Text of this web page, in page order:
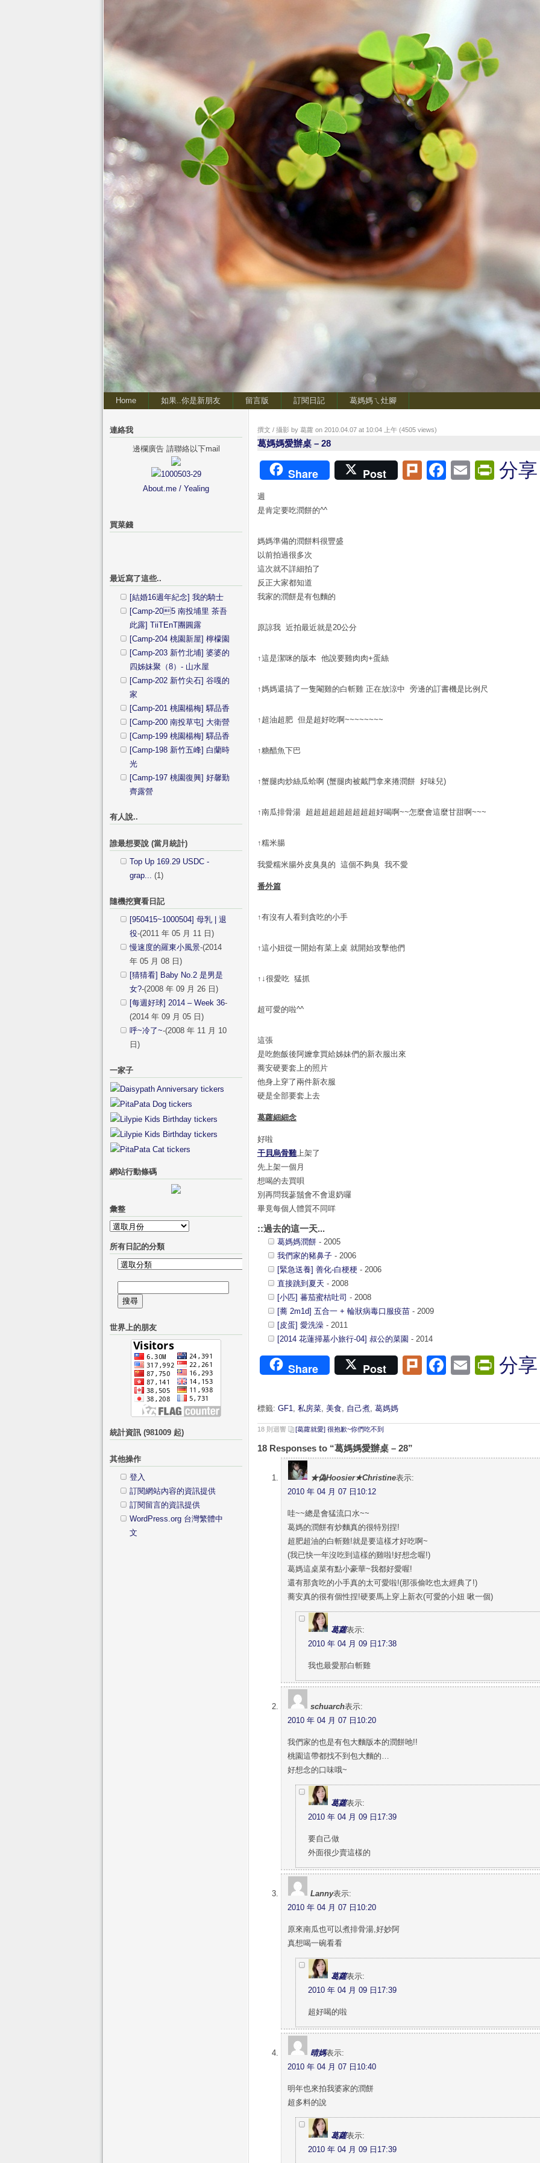
Home 如果..你是新朋友 留言版 訂閱日記 葛媽媽ㄟ灶腳
撰文 / 攝影 by 葛蘿 on 2010.04.07 at 10:04 上午 (4505 views)
葛媽媽愛辦桌 – 28
Share Post PlurkFacebook
Email分享
週
是肯定要吃潤餅的^^
媽媽準備的潤餅料很豐盛
以前拍過很多次
這次就不詳細拍了
反正大家都知道
我家的潤餅是有包麵的
原諒我 近拍最近就是20公分
↑這是潔咪的版本 他說要雞肉肉+蛋絲
↑媽媽還搞了一隻閹雞的白斬雞 正在放涼中 旁邊的訂書機是比例尺
↑超油超肥 但是超好吃啊~~~~~~~~
↑糖醋魚下巴
↑蟹腿肉炒絲瓜蛤啊 (蟹腿肉被戴門拿來捲潤餅 好味兒)
↑南瓜排骨湯 超超超超超超超超超好喝啊~~怎麼會這麼甘甜啊~~~
↑糯米腸
我愛糯米腸外皮臭臭的 這個不夠臭 我不愛
番外篇
↑有沒有人看到貪吃的小手
↑這小妞從一開始有菜上桌 就開始攻擊他們
↑↓很愛吃 猛抓
超可愛的啦^^
這張
是吃飽飯後阿嬤拿買給姊妹們的新衣服出來
蕎安硬要套上的照片
他身上穿了兩件新衣服
硬是全部要套上去
葛蘿細細念
好啦
干貝烏骨雞上架了
先上架一個月
想喝的去買唄
別再問我蔘鬚會不會退奶囉
畢竟每個人體質不同咩
::過去的這一天...
葛媽媽潤餅 - 2005
我們家的豬鼻子 - 2006
[緊急送養] 善化-白梗梗 - 2006
直接跳到夏天 - 2008
[小匹] 蕃茄蜜桔吐司 - 2008
[蕎 2m1d] 五合一 + 輪狀病毒口服疫苗 - 2009
[皮蛋] 愛洗澡 - 2011
[2014 花蓮掃墓小旅行-04] 叔公的菜園 - 2014
Share Post PlurkFacebook
Email分享
標籤: GF1, 私房菜, 美食, 自己煮, 葛媽媽
18 則迴響 [葛蘿就愛] 很抱歉~你們吃不到
18 Responses to “葛媽媽愛辦桌 – 28”
★偽Hoosier★Christine表示:
2010 年 04 月 07 日10:12
哇~~總是會猛流口水~~
葛媽的潤餅有炒麵真的很特別捏!
超肥超油的白斬雞!就是要這樣才好吃啊~
(我已快一年沒吃到這樣的雞啦!好想念喔!)
葛媽這桌菜有點小豪華~我都好愛喔!
還有那貪吃的小手真的太可愛啦!(那張偷吃也太經典了!)
蕎安真的很有個性捏!硬要馬上穿上新衣(可愛的小妞 啾一個)
葛蘿表示:
2010 年 04 月 09 日17:38
我也最愛那白斬雞
schuarch表示:
2010 年 04 月 07 日10:20
我們家的也是有包大麵版本的潤餅吔!!
桃園這帶都找不到包大麵的…
好想念的口味哦~
葛蘿表示:
2010 年 04 月 09 日17:39
要自己做
外面很少賣這樣的
Lanny表示:
2010 年 04 月 07 日10:20
原來南瓜也可以煮排骨湯,好妙阿
真想喝一碗看看
葛蘿表示:
2010 年 04 月 09 日17:39
超好喝的啦
晴媽表示:
2010 年 04 月 07 日10:40
明年也來拍我婆家的潤餅
超多料的說
葛蘿表示:
2010 年 04 月 09 日17:39
連絡我
邊欄廣告 請聯絡以下mail
About.me / Yealing
買菜錢
最近寫了這些..
[結婚16週年紀念] 我的騎士
[Camp-205 南投埔里 茶吾
此露] TiiTEnT團圓露
[Camp-204 桃園新屋] 檸檬園
[Camp-203 新竹北埔] 婆婆的
四姊妹聚（8）- 山水屋
[Camp-202 新竹尖石] 谷嘎的
家
[Camp-201 桃園楊梅] 驛品香
[Camp-200 南投草屯] 大衛營
[Camp-199 桃園楊梅] 驛品香
[Camp-198 新竹五峰] 白蘭時
光
[Camp-197 桃園復興] 好馨勤
齊露營
有人說..
誰最想要說 (當月統計)
Top Up 169.29 USDC -
grap... (1)
隨機挖寶看日記
[950415~1000504] 母乳 | 退
役-(2011 年 05 月 11 日)
慢速度的羅東小風景-(2014
年 05 月 08 日)
[猜猜看] Baby No.2 是男是
女?-(2008 年 09 月 26 日)
[每週好球] 2014 – Week 36-
(2014 年 09 月 05 日)
呼~冷了~-(2008 年 11 月 10
日)
一家子
網站行動條碼
彙整
彙
整
所有日記的分類
所
日
記
分
尋
鍵
世界上的朋友
統計資訊 (981009 起)
其他操作
登入
訂閱網站內容的資訊提供
訂閱留言的資訊提供
WordPress.org 台灣繁體中
文